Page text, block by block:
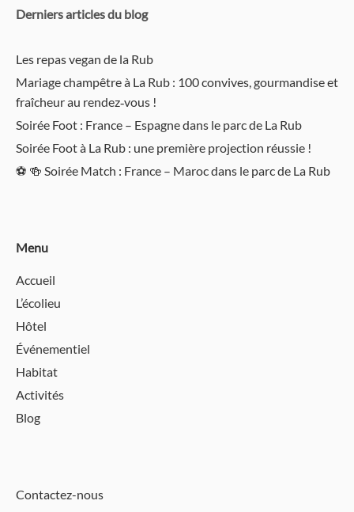
Derniers articles du blog
Les repas vegan de la Rub
Mariage champêtre à La Rub : 100 convives, gourmandise et
fraîcheur au rendez‑vous !
Soirée Foot : France – Espagne dans le parc de La Rub
Soirée Foot à La Rub : une première projection réussie !
⚽️ 🍻 Soirée Match : France – Maroc dans le parc de La Rub
Menu
Accueil
L’écolieu
Hôtel
Événementiel
Habitat
Activités
Blog
Contactez-nous